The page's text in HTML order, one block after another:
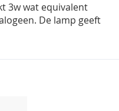
3w wat equivalent
De lamp geeft